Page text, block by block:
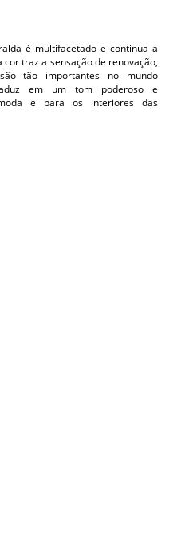
é multifacetado e continua a
traz a sensação de renovação,
tão importantes no mundo
em um tom poderoso e
e para os interiores das